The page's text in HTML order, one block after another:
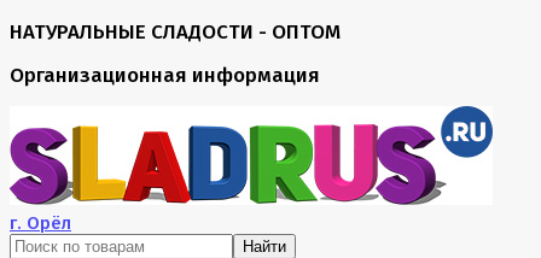
НАТУРАЛЬНЫЕ СЛАДОСТИ - ОПТОМ
Организационная информация
г. Орёл
Найти